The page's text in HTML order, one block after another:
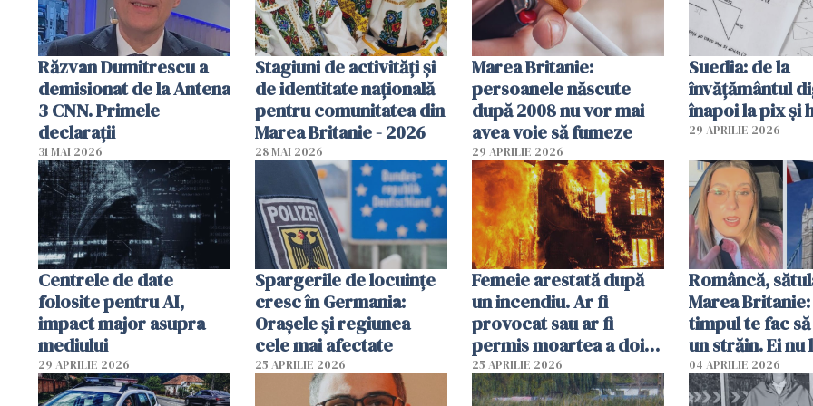
Răzvan Dumitrescu a
demisionat de la Antena
3 CNN. Primele
declarații
31 MAI 2026
Stagiuni de activități și
de identitate națională
pentru comunitatea din
Marea Britanie - 2026
28 MAI 2026
Marea Britanie:
persoanele născute
după 2008 nu vor mai
avea voie să fumeze
29 APRILIE 2026
Suedia: de la
învățământul
înapoi la pix și
29 APRILIE 2026
Centrele de date
folosite pentru AI,
impact major asupra
mediului
29 APRILIE 2026
Spargerile de locuințe
cresc în Germania:
Orașele și regiunea
cele mai afectate
25 APRILIE 2026
Femeie arestată după
un incendiu. Ar fi
provocat sau ar fi
permis moartea a doi
copii de 1 an și 3 ani
25 APRILIE 2026
Româncă,
Marea
timpul te fac
un străin. Ei nu
ca noi. În
oamenii sunt
04 APRILIE 2026